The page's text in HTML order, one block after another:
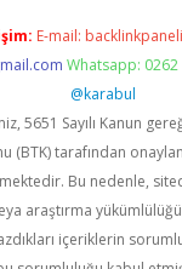
E-mail:
Whatsapp: 0262
@karabul
5651 Sayılı Kanun
(BTK) tarafından
Bu nedenle,
araştırma
içeriklerin